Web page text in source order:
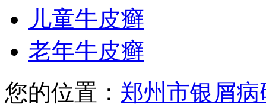
儿童牛皮癣
老年牛皮癣
您的位置： 郑州市银屑病